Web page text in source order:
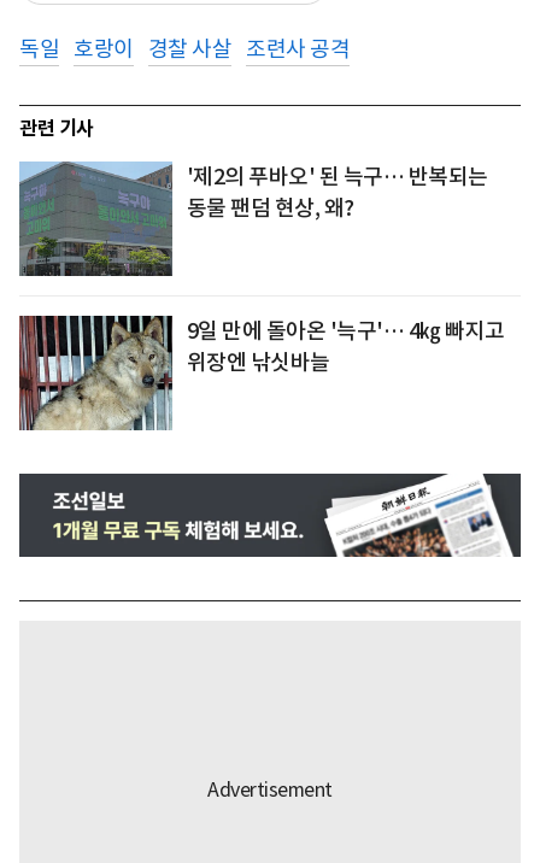
독일 호랑이 경찰 사살 조련사 공격
관련 기사
'제2의 푸바오' 된 늑구… 반복되는
동물 팬덤 현상, 왜?
9일 만에 돌아온 '늑구'… 4㎏ 빠지고
위장엔 낚싯바늘